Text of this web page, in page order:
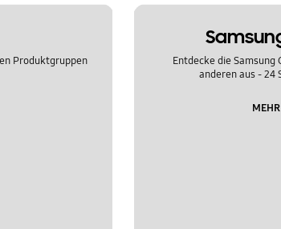
Produktgruppen
Entdecke die
anderen aus - 24